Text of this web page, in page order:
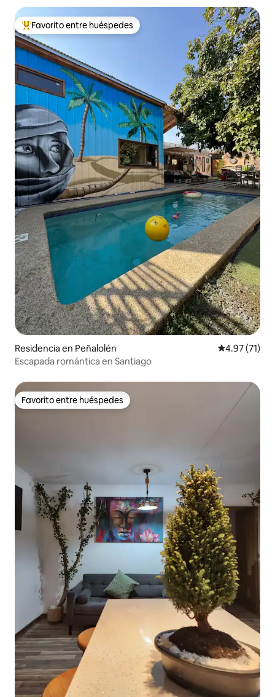
De los mejores en Favorito entre huéspedes
Favorito entre huéspedes
Residencia en Peñalolén Calificación
4.97 (71)
Escapada romántica en Santiago
Favorito entre huéspedes
Favorito entre huéspedes